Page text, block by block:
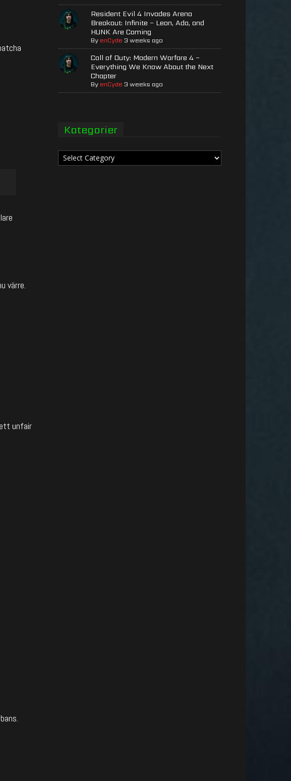
värre.
unfair
Resident Evil 4 Invades Arena
Breakout: Infinite – Leon, Ada, and
HUNK Are Coming
By enCyde 3 weeks ago
Call of Duty: Modern Warfare 4 –
Everything We Know About the Next
Chapter
By enCyde 3 weeks ago
Kategorier
Kategorier